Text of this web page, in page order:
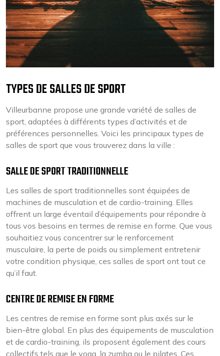
TYPES DE SALLES DE SPORT
Villeurbanne propose une grande variété de salles de
sport, adaptées à différents types d’activités et de
préférences personnelles. Voici les principaux types de
salles de sport que vous trouverez dans la ville :
SALLE DE SPORT TRADITIONNELLE
Les salles de sport traditionnelles sont équipées de
machines de musculation et de cardio-training. Elles
offrent un large éventail d’équipements pour répondre à
tous vos besoins en termes de remise en forme. Que vous
souhaitiez vous concentrer sur le renforcement
musculaire, la perte de poids ou simplement entretenir
votre condition physique, ces salles de sport ont tout ce
qu’il faut.
CENTRE DE REMISE EN FORME
Les centres de remise en forme sont plus axés sur le
bien-être global. En plus des équipements de musculation
et de cardio-training, ils proposent également des cours
collectifs tels que le yoga, la zumba ou le pilates. Ces